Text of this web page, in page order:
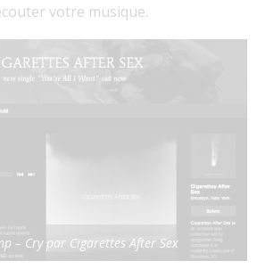
votre musique.
– Cry par Cigarettes After Sex